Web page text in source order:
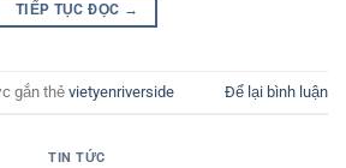
TIẾP TỤC ĐỌC →
gắn thẻ vietyenriverside Để lại bình luận
TIN TỨC